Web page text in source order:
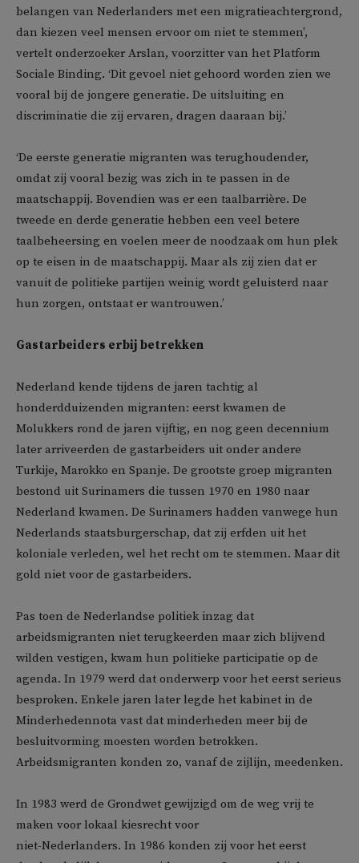
belangen van Nederlanders met een migratieachtergrond,
dan kiezen veel mensen ervoor om niet te stemmen’,
vertelt onderzoeker Arslan, voorzitter van het Platform
Sociale Binding. ‘Dit gevoel niet gehoord worden zien we
vooral bij de jongere generatie. De uitsluiting en
discriminatie die zij ervaren, dragen daaraan bij.’
‘De eerste generatie migranten was terughoudender,
omdat zij vooral bezig was zich in te passen in de
maatschappij. Bovendien was er een taalbarrière. De
tweede en derde generatie hebben een veel betere
taalbeheersing en voelen meer de noodzaak om hun plek
op te eisen in de maatschappij. Maar als zij zien dat er
vanuit de politieke partijen weinig wordt geluisterd naar
hun zorgen, ontstaat er wantrouwen.’
Gastarbeiders erbij betrekken
Nederland kende tijdens de jaren tachtig al
honderdduizenden migranten: eerst kwamen de
Molukkers rond de jaren vijftig, en nog geen decennium
later arriveerden de gastarbeiders uit onder andere
Turkije, Marokko en Spanje. De grootste groep migranten
bestond uit Surinamers die tussen 1970 en 1980 naar
Nederland kwamen. De Surinamers hadden vanwege hun
Nederlands staatsburgerschap, dat zij erfden uit het
koloniale verleden, wel het recht om te stemmen. Maar dit
gold niet voor de gastarbeiders.
Pas toen de Nederlandse politiek inzag dat
arbeidsmigranten niet terugkeerden maar zich blijvend
wilden vestigen, kwam hun politieke participatie op de
agenda. In 1979 werd dat onderwerp voor het eerst serieus
besproken. Enkele jaren later legde het kabinet in de
Minderhedennota vast dat minderheden meer bij de
besluitvorming moesten worden betrokken.
Arbeidsmigranten konden zo, vanaf de zijlijn, meedenken.
In 1983 werd de Grondwet gewijzigd om de weg vrij te
maken voor lokaal kiesrecht voor
niet-Nederlanders. In 1986 konden zij voor het eerst